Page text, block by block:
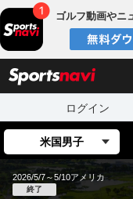
ゴルフ動画やニ
ログイン
米国男子
2026/5/7～5/10アメリカ
終了